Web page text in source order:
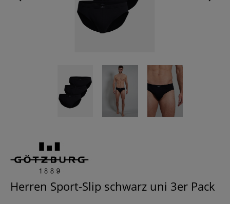
Herren Sport-Slip schwarz uni 3er Pack